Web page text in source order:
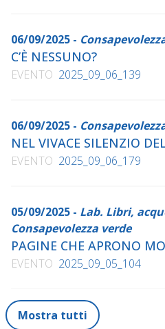
Bertolino, Edizioni Junior,
Una scuola condivisa. Per
Accanto a bambine e
per educare nello 0 a 6, a
Elena Luciano, Edizioni Junior,
06/09/2025 -
C’È NESSUNO?
EVENTO 2025_09_06_139
06/09/2025 -
NEL VIVACE SILENZIO
EVENTO 2025_09_06_179
05/09/2025 - Lab. Libri,
Consapevolezza verde
PAGINE CHE APRONO
EVENTO 2025_09_05_104
Mostra tutti